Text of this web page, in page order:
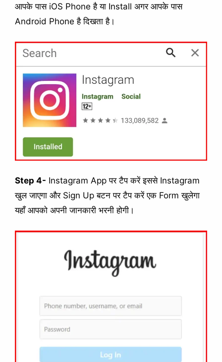
आपके पास iOS Phone है या Install अगर आपके पास
Android Phone है दिखता है।
Step 4- Instagram App पर टैप करें इससे Instagram
खुल जाएगा और Sign Up बटन पर टैप करें एक Form खुलेगा
यहाँ आपको अपनी जानकारी भरनी होगी।